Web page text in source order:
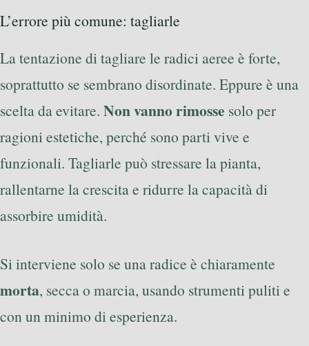
L’errore più comune: tagliarle
La tentazione di tagliare le radici aeree è forte,
soprattutto se sembrano disordinate. Eppure è una
scelta da evitare. Non vanno rimosse solo per
ragioni estetiche, perché sono parti vive e
funzionali. Tagliarle può stressare la pianta,
rallentarne la crescita e ridurre la capacità di
assorbire umidità.
Si interviene solo se una radice è chiaramente
morta, secca o marcia, usando strumenti puliti e
con un minimo di esperienza.